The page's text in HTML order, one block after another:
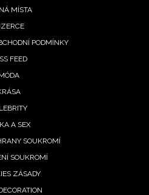
souhlasíte s
BurdaMedia Extra s.r.o.
se
MÍSTA
PODMÍNKY
FEED
A SEX
SOUKROMÍ
SOUKROMÍ
ZÁSADY